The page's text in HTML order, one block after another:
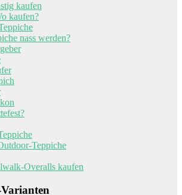
kaufen
kaufen?
nass werden?
Teppiche
Overalls kaufen